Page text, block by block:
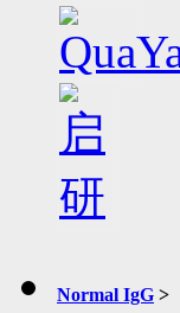
Normal IgG >